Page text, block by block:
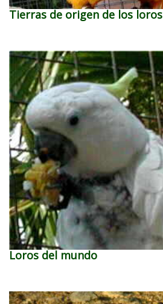
Tierras de origen de los loros
Loros del mundo